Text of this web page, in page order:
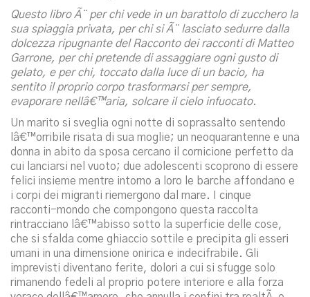
Questo libro Ã¨ per chi vede in un barattolo di zucchero la
sua spiaggia privata, per chi si Ã¨ lasciato sedurre dalla
dolcezza ripugnante del Racconto dei racconti di Matteo
Garrone, per chi pretende di assaggiare ogni gusto di
gelato, e per chi, toccato dalla luce di un bacio, ha
sentito il proprio corpo trasformarsi per sempre,
evaporare nellâ€™aria, solcare il cielo infuocato.
Un marito si sveglia ogni notte di soprassalto sentendo
lâ€™orribile risata di sua moglie; un neoquarantenne e una
donna in abito da sposa cercano il cornicione perfetto da
cui lanciarsi nel vuoto; due adolescenti scoprono di essere
felici insieme mentre intorno a loro le barche affondano e
i corpi dei migranti riemergono dal mare. I cinque
racconti-mondo che compongono questa raccolta
rintracciano lâ€™abisso sotto la superficie delle cose,
che si sfalda come ghiaccio sottile e precipita gli esseri
umani in una dimensione onirica e indecifrabile. Gli
imprevisti diventano ferite, dolori a cui si sfugge solo
rimanendo fedeli al proprio potere interiore e alla forza